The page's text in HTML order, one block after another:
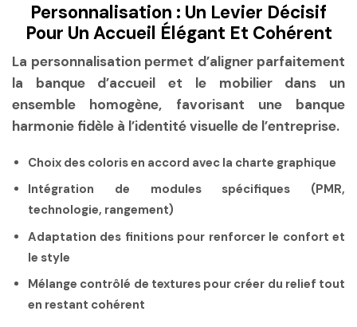
Personnalisation : Un Levier Décisif
Pour Un Accueil Élégant Et Cohérent
La personnalisation permet d’aligner parfaitement
la banque d’accueil et le mobilier dans un
ensemble homogène, favorisant une banque
harmonie fidèle à l’identité visuelle de l’entreprise.
Choix des coloris en accord avec la charte graphique
Intégration de modules spécifiques (PMR,
technologie, rangement)
Adaptation des finitions pour renforcer le confort et
le style
Mélange contrôlé de textures pour créer du relief tout
en restant cohérent